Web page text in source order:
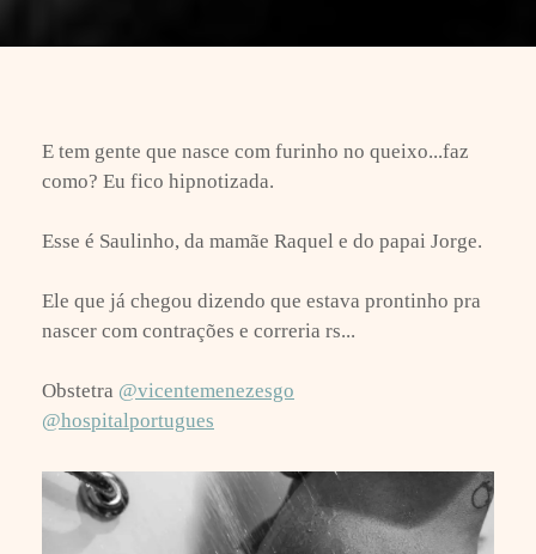
E tem gente que nasce com furinho no queixo...faz
como? Eu fico hipnotizada.
Esse é Saulinho, da mamãe Raquel e do papai Jorge.
Ele que já chegou dizendo que estava prontinho pra
nascer com contrações e correria rs...
Obstetra @vicentemenezesgo
@hospitalportugues